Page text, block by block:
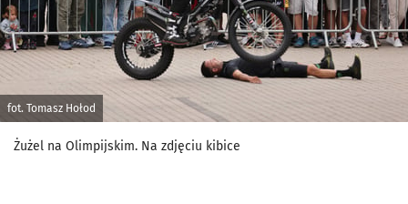
fot. Tomasz Hołod
Żużel na Olimpijskim. Na zdjęciu kibice